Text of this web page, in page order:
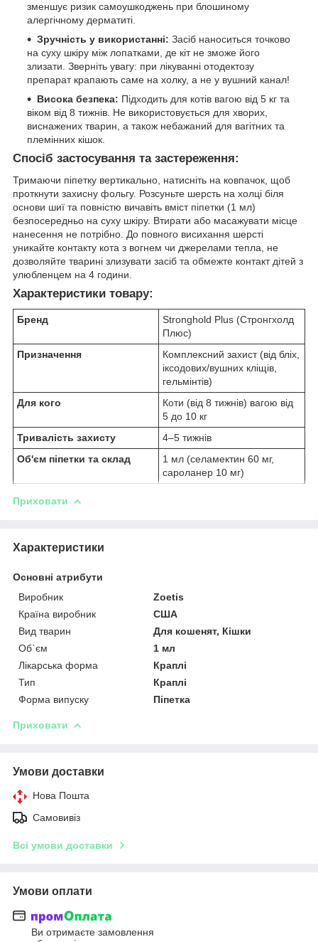
зменшує ризик самоушкоджень при блошиному
алергічному дерматиті.
Зручність у використанні: Засіб наноситься точково
на суху шкіру між лопатками, де кіт не зможе його
злизати. Зверніть увагу: при лікуванні отодектозу
препарат крапають саме на холку, а не у вушний канал!
Висока безпека: Підходить для котів вагою від 5 кг та
віком від 8 тижнів. Не використовується для хворих,
виснажених тварин, а також небажаний для вагітних та
племінних кішок.
Спосіб застосування та застереження:
Тримаючи піпетку вертикально, натисніть на ковпачок, щоб
проткнути захисну фольгу. Розсуньте шерсть на холці біля
основи шиї та повністю вичавіть вміст піпетки (1 мл)
безпосередньо на суху шкіру. Втирати або масажувати місце
нанесення не потрібно. До повного висихання шерсті
уникайте контакту кота з вогнем чи джерелами тепла, не
дозволяйте тварині злизувати засіб та обмежте контакт дітей з
улюбленцем на 4 години.
Характеристики товару:
Бренд
Stronghold Plus (Стронгхолд
Плюс)
Призначення
Комплексний захист (від бліх,
іксодових/вушних кліщів,
гельмінтів)
Для кого
Коти (від 8 тижнів) вагою від
5 до 10 кг
Тривалість захисту
4–5 тижнів
Об'єм піпетки та склад
1 мл (селамектин 60 мг,
сароланер 10 мг)
Приховати
Характеристики
Основні атрибути
Виробник
Zoetis
Країна виробник
США
Вид тварин
Для кошенят, Кішки
Об`єм
1 мл
Лікарська форма
Краплі
Тип
Краплі
Форма випуску
Піпетка
Приховати
Умови доставки
Нова Пошта
Самовивіз
Всі умови доставки
Умови оплати
Ви отримаєте замовлення